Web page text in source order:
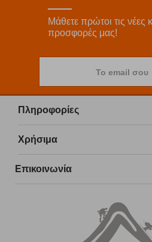
Μάθετε πρώτοι τις νέες
προσφορές μας!
Το email σου
Πληροφορίες
Χρήσιμα
Επικοινωνία